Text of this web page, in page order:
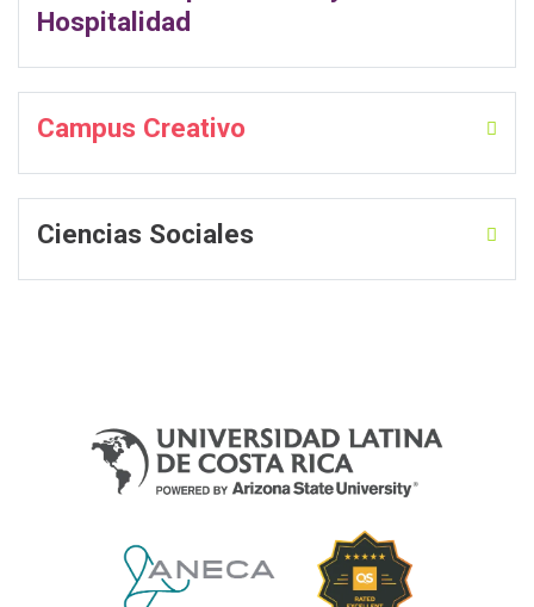
Hospitalidad
Campus Creativo
Ciencias Sociales